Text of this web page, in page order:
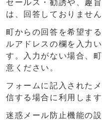
セールス・勧誘や、趣
は、回答しておりません
町からの回答を希望す
ルアドレスの欄を入力
す。入力がない場合、
意ください。
フォームに記入された
信する場合に利用します
迷惑メール防止機能の